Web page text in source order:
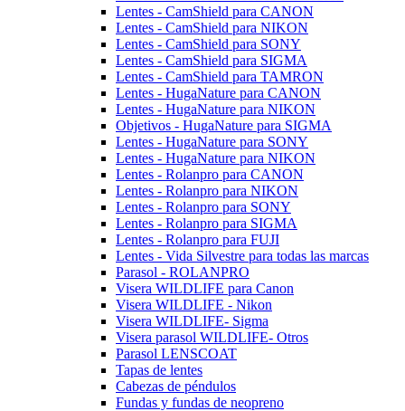
Lentes - CamShield para CANON
Lentes - CamShield para NIKON
Lentes - CamShield para SONY
Lentes - CamShield para SIGMA
Lentes - CamShield para TAMRON
Lentes - HugaNature para CANON
Lentes - HugaNature para NIKON
Objetivos - HugaNature para SIGMA
Lentes - HugaNature para SONY
Lentes - HugaNature para NIKON
Lentes - Rolanpro para CANON
Lentes - Rolanpro para NIKON
Lentes - Rolanpro para SONY
Lentes - Rolanpro para SIGMA
Lentes - Rolanpro para FUJI
Lentes - Vida Silvestre para todas las marcas
Parasol - ROLANPRO
Visera WILDLIFE para Canon
Visera WILDLIFE - Nikon
Visera WILDLIFE- Sigma
Visera parasol WILDLIFE- Otros
Parasol LENSCOAT
Tapas de lentes
Cabezas de péndulos
Fundas y fundas de neopreno